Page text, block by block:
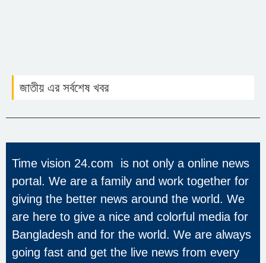
জাতীয় এর সর্বশেষ খবর
Time vision 24.com is not only a online news
portal. We are a family and work together for
giving the better news around the world. We
are here to give a nice and colorful media for
Bangladesh and for the world. We are always
going fast and get the live news from every